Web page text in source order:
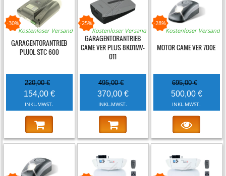
Kostenloser Versand
-30%
GARAGENTORANTRIEB
PUJOL STC 600
220,00 €
154,00 €
INKL.MWST.
Kostenloser Versand
-25%
GARAGENTORANTRIEB
CAME VER PLUS 8K01MV-
011
495,00 €
370,00 €
INKL.MWST.
Kostenloser Versand
-28%
MOTOR CAME VER 700E
695,00 €
500,00 €
INKL.MWST.